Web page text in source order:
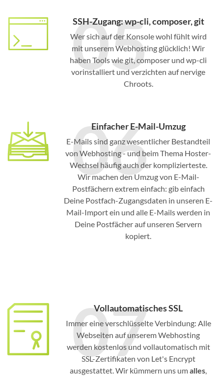
05
SSH-Zugang: wp-cli, composer, git
Wer sich auf der Konsole wohl fühlt wird
mit unserem Webhosting glücklich! Wir
haben Tools wie git, composer und wp-cli
vorinstalliert und verzichten auf nervige
Chroots.
06
Einfacher E-Mail-Umzug
E-Mails sind ganz wesentlicher Bestandteil
von Webhosting - und beim Thema Hoster-
Wechsel häufig auch der komplizierteste.
Wir machen den Umzug von E-Mail-
Postfächern extrem einfach: gib einfach
Deine Postfach-Zugangsdaten in unseren E-
Mail-Import ein und alle E-Mails werden in
Deine Postfächer auf unseren Servern
kopiert.
07
Vollautomatisches SSL
Immer eine verschlüsselte Verbindung: Alle
Webseiten auf unserem Webhosting
werden kostenlos und vollautomatisch mit
SSL-Zertifikaten von Let's Encrypt
ausgestattet. Wir kümmern uns umalles,